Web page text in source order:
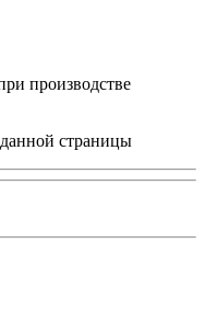
производстве
страницы